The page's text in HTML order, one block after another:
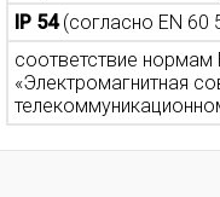
IP 54(согласно EN 60
соответствие нормам
«Электромагнитная